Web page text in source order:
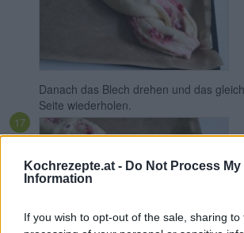
Kochrezepte.at - Do Not Process My
Information
If you wish to opt-out of the sale, sharing
Danach das Blech drehen und das
Seite wiederholen.